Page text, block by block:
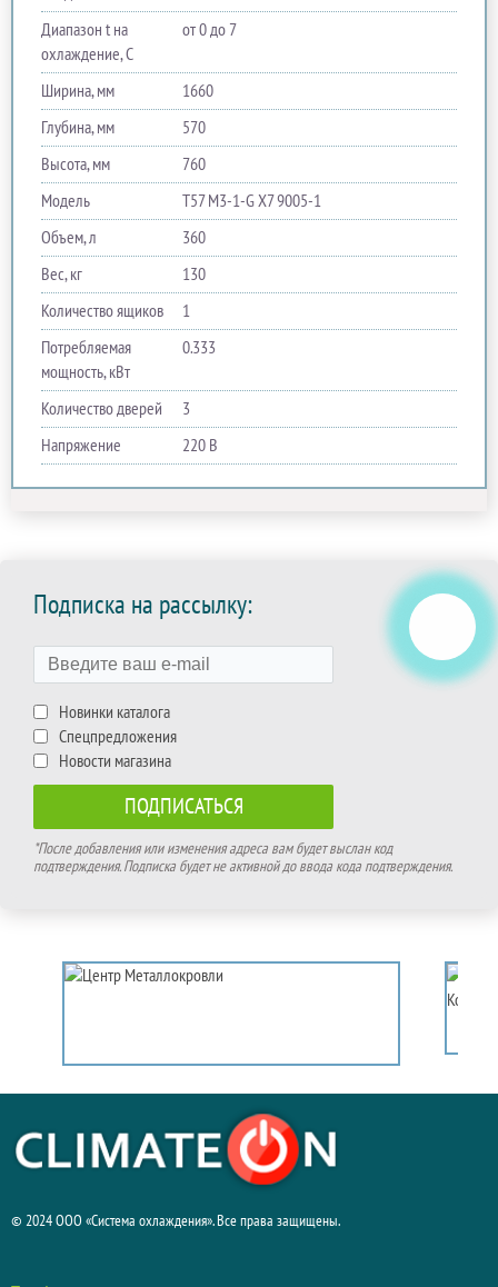
Диапазон t на
охлаждение, С
от 0 до 7
Ширина, мм
1660
Глубина, мм
570
Высота, мм
760
Модель
T57 M3-1-G X7 9005-1
Объем, л
360
Вес, кг
130
Количество ящиков
1
Потребляемая
мощность, кВт
0.333
Количество дверей
3
Напряжение
220 В
Подписка на рассылку:
Новинки каталога
Спецпредложения
Новости магазина
*После добавления или изменения адреса вам будет выслан код
подтверждения. Подписка будет не активной до ввода кода подтверждения.
© 2024 ООО «Система охлаждения». Все права защищены.